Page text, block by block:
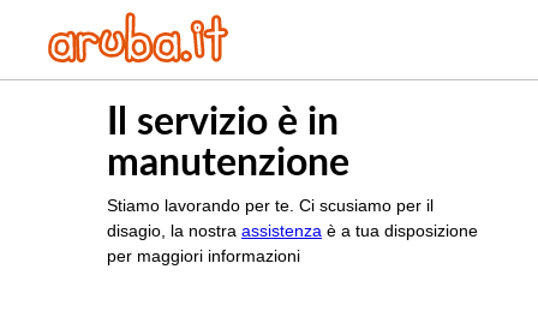
Il servizio è in
manutenzione
Stiamo lavorando per te. Ci scusiamo per il
disagio, la nostra assistenza è a tua disposizione
per maggiori informazioni